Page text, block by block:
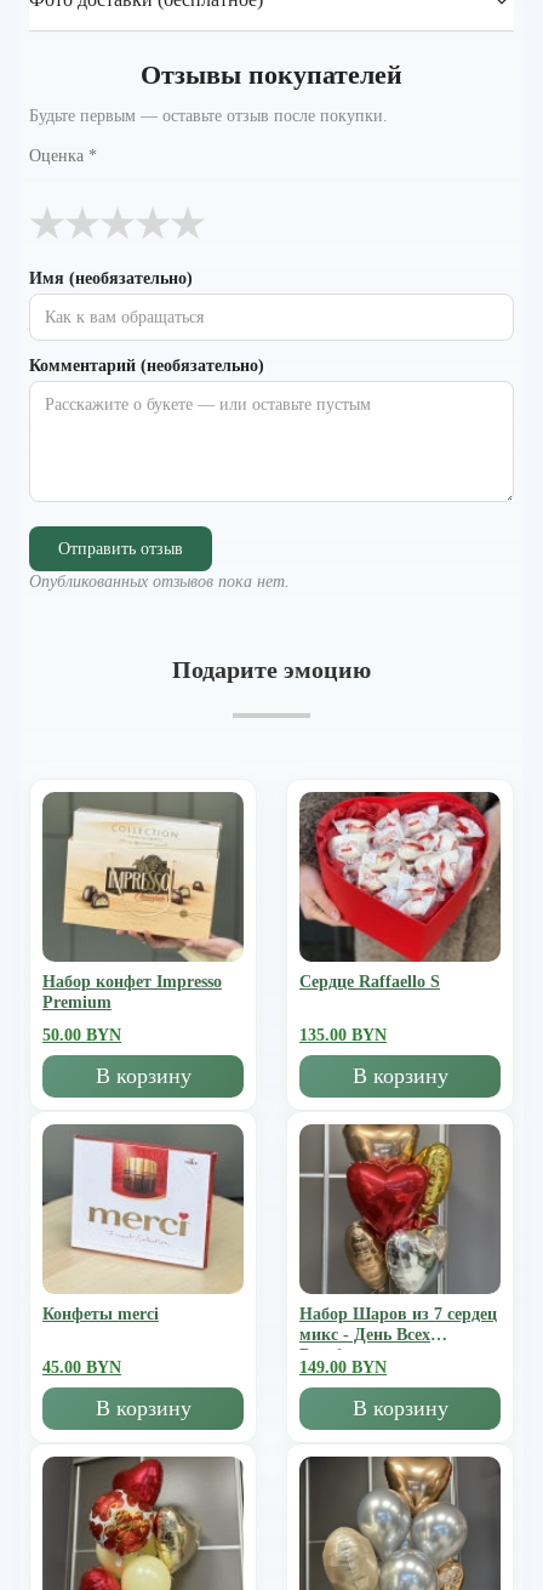
Отзывы покупателей
Будьте первым — оставьте отзыв после покупки.
Оценка *
★
★
★
★
★
Имя (необязательно)
Комментарий (необязательно)
Отправить отзыв
Опубликованных отзывов пока нет.
Подарите эмоцию
Набор конфет Impresso
Premium
50.00 BYN
В корзину
Сердце Raffaello S
135.00 BYN
В корзину
Конфеты merci
45.00 BYN
В корзину
Набор Шаров из 7 сердец
микс - День Всех
Влюбленных
149.00 BYN
В корзину